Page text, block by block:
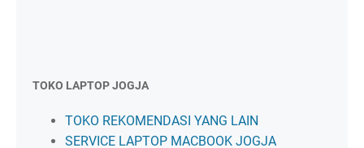
TOKO LAPTOP JOGJA
TOKO REKOMENDASI YANG LAIN
SERVICE LAPTOP MACBOOK JOGJA